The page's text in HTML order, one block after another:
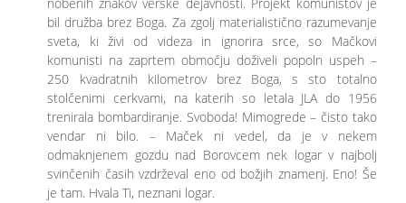
bil družba brez Boga. Za zgolj materialistično razumevanje
sveta, ki živi od videza in ignorira srce, so Mačkovi
komunisti na zaprtem območju doživeli popoln uspeh –
250 kvadratnih kilometrov brez Boga, s sto totalno
stolčenimi cerkvami, na katerih so letala JLA do 1956
trenirala bombardiranje. Svoboda! Mimogrede – čisto tako
vendar ni bilo. – Maček ni vedel, da je v nekem
odmaknjenem gozdu nad Borovcem nek logar v najbolj
svinčenih časih vzdrževal eno od božjih znamenj. Eno! Še
je tam. Hvala Ti, neznani logar.